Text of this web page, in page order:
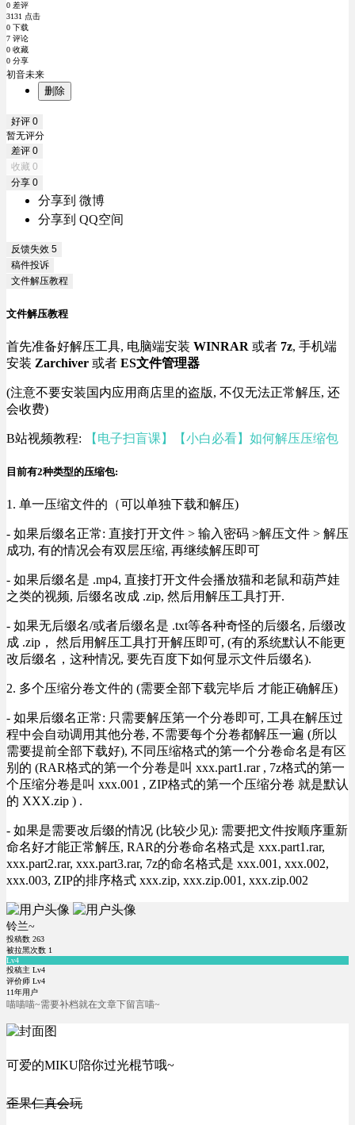
0 差评
3131 点击
0 下载
7 评论
0 收藏
0 分享
初音未来
删除
好评 0
暂无评分
差评 0
收藏 0
分享 0
分享到 微博
分享到 QQ空间
反馈失效 5
稿件投诉
文件解压教程
文件解压教程
首先准备好解压工具, 电脑端安装 WINRAR 或者 7z, 手机端
安装 Zarchiver 或者 ES文件管理器
(注意不要安装国内应用商店里的盗版, 不仅无法正常解压, 还
会收费)
B站视频教程: 【电子扫盲课】【小白必看】如何解压压缩包
目前有2种类型的压缩包:
1. 单一压缩文件的（可以单独下载和解压)
- 如果后缀名正常: 直接打开文件 > 输入密码 >解压文件 > 解压
成功, 有的情况会有双层压缩, 再继续解压即可
- 如果后缀名是 .mp4, 直接打开文件会播放猫和老鼠和葫芦娃
之类的视频, 后缀名改成 .zip, 然后用解压工具打开.
- 如果无后缀名/或者后缀名是 .txt等各种奇怪的后缀名, 后缀改
成 .zip， 然后用解压工具打开解压即可, (有的系统默认不能更
改后缀名，这种情况, 要先百度下如何显示文件后缀名).
2. 多个压缩分卷文件的 (需要全部下载完毕后 才能正确解压)
- 如果后缀名正常: 只需要解压第一个分卷即可, 工具在解压过
程中会自动调用其他分卷, 不需要每个分卷都解压一遍 (所以
需要提前全部下载好), 不同压缩格式的第一个分卷命名是有区
别的 (RAR格式的第一个分卷是叫 xxx.part1.rar , 7z格式的第一
个压缩分卷是叫 xxx.001 , ZIP格式的第一个压缩分卷 就是默认
的 XXX.zip ) .
- 如果是需要改后缀的情况 (比较少见): 需要把文件按顺序重新
命名好才能正常解压, RAR的分卷命名格式是 xxx.part1.rar,
xxx.part2.rar, xxx.part3.rar, 7z的命名格式是 xxx.001, xxx.002,
xxx.003, ZIP的排序格式 xxx.zip, xxx.zip.001, xxx.zip.002
铃兰~
投稿数 263
被拉黑次数 1
Lv4
投稿主 Lv4
评价师 Lv4
11年用户
喵喵喵~需要补档就在文章下留言喵~
可爱的MIKU陪你过光棍节哦~
歪果仁真会玩